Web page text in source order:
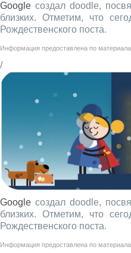
Google создал doodle,
близких. Отметим, что
Рождественского поста.
Информация предоставлена по
/
Google создал doodle,
близких. Отметим, что
Рождественского поста.
Информация предоставлена по